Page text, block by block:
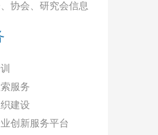
协会、研究会信息
服务
建设
创新服务平台